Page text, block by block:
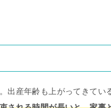
出産年齢も上がってきてい